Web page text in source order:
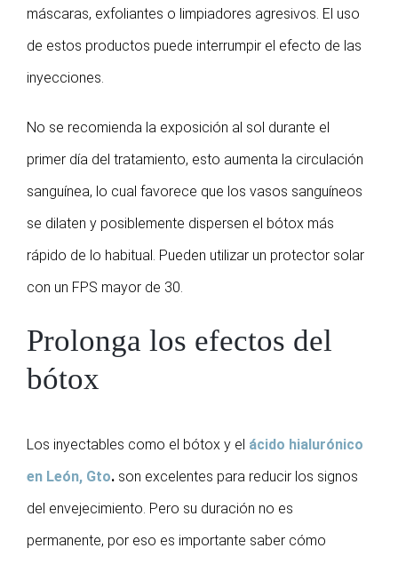
máscaras, exfoliantes o limpiadores agresivos. El uso
de estos productos puede interrumpir el efecto de las
inyecciones.
No se recomienda la exposición al sol durante el
primer día del tratamiento, esto aumenta la circulación
sanguínea, lo cual favorece que los vasos sanguíneos
se dilaten y posiblemente dispersen el bótox más
rápido de lo habitual. Pueden utilizar un protector solar
con un FPS mayor de 30.
Prolonga los efectos del
bótox
Los inyectables como el bótox y el ácido hialurónico
en León, Gto. son excelentes para reducir los signos
del envejecimiento. Pero su duración no es
permanente, por eso es importante saber cómo